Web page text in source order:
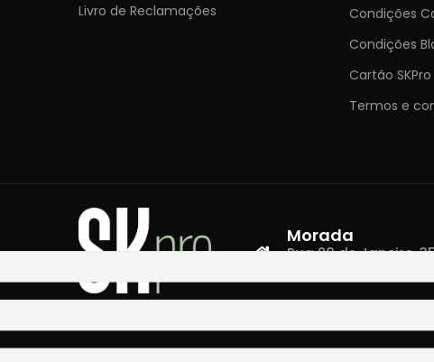
Livro de Reclamações
Condições
Condições
Cartão SKPro
Termos e
Morada
Rua 28 de Janeiro,